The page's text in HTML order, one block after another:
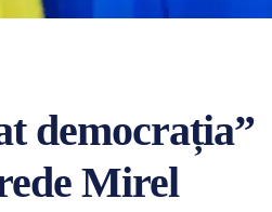
democrația”
Mirel